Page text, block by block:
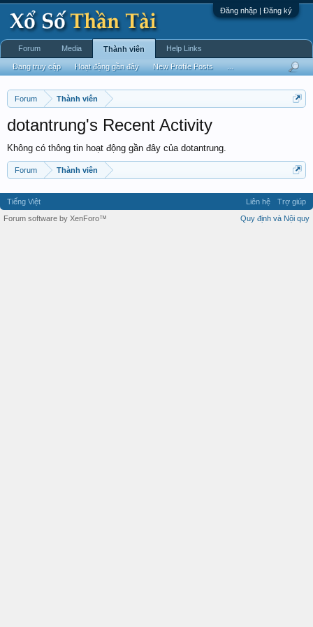
Đăng nhập | Đăng ký
Forum Thành viên
dotantrung's Recent Activity
Không có thông tin hoạt động gần đây của dotantrung.
Forum Thành viên
Forum Media Thành viên
Đang truy cập Hoạt động gần đây New Profile Posts
Help Links
Tiếng Việt Liên hệ
Trợ giúp
Quy định và Nội quy
Forum software by XenForo™